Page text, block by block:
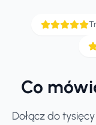
Co
Dołącz do